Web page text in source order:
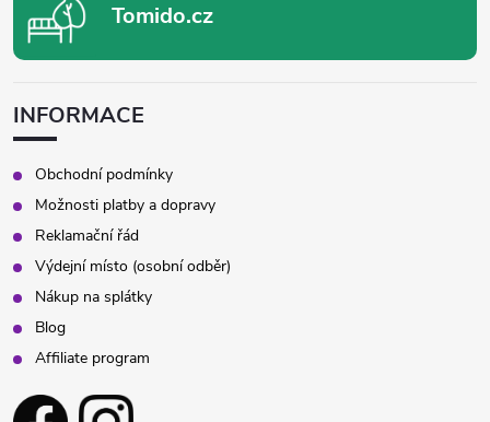
Tomido.cz
INFORMACE
Obchodní podmínky
Možnosti platby a dopravy
Reklamační řád
Výdejní místo (osobní odběr)
Nákup na splátky
Blog
Affiliate program